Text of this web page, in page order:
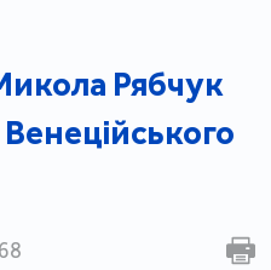
Рябчук